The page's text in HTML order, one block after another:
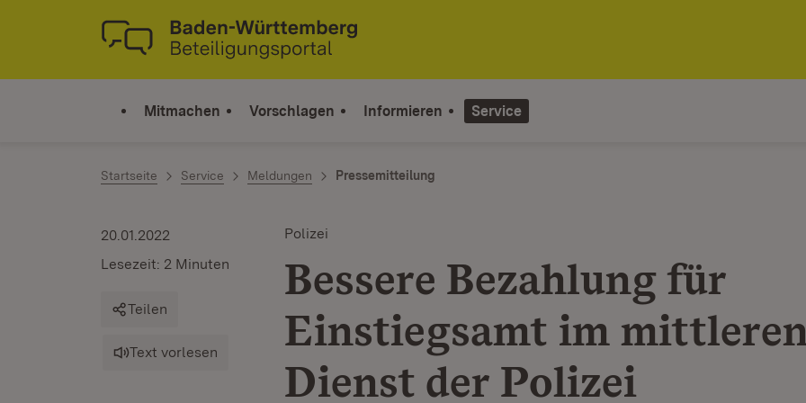
Zum Inhalt springen
Link zur Startseite
Mitmachen Vorschlagen Informieren Service
Startseite Service Meldungen Pressemitteilung
Polizei
Bessere Bezahlung für
Einstiegsamt im
Dienst der Polizei
20.01.2022
Lesezeit: 2 Minuten
Teilen
Text vorlesen